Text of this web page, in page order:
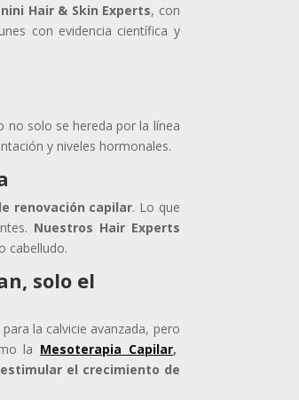
Hair & Skin Experts, con
con evidencia científica y
no solo se hereda por la línea
y niveles hormonales.
renovación capilar. Lo que
Nuestros Hair Experts
cabelludo.
solo el
la calvicie avanzada, pero
la Mesoterapia Capilar,
el crecimiento de